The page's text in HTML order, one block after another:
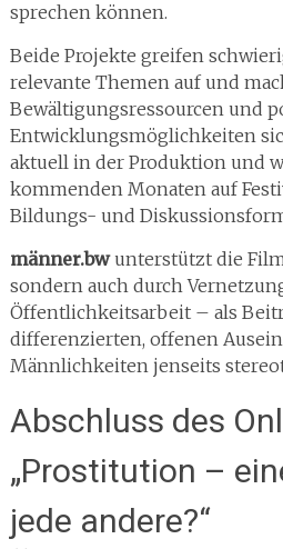
sprechen können.
Beide Projekte greifen
relevante Themen auf und
Bewältigungsressourcen und
Entwicklungsmöglichkeiten
aktuell in der Produktion und
kommenden Monaten auf
Bildungs- und
männer.bwunterstützt die
sondern auch durch
Öffentlichkeitsarbeit – als
differenzierten, offenen
Männlichkeiten jenseits
Abschluss des
„Prostitution –
jede andere?“